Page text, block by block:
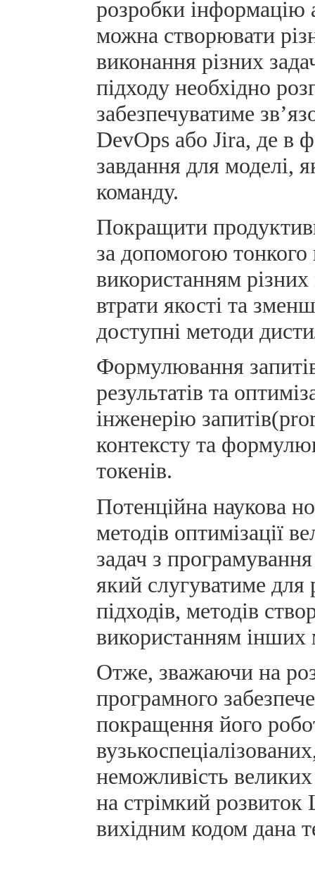
розробки інформацію
можна створювати
виконання різних
підходу необхідно
забезпечуватиме
DevOps або Jira, де в
завдання для моделі,
команду.
Покращити
за допомогою
використанням
втрати якості та
доступні методи
Формулювання
результатів та
інженерію
контексту та
токенів.
Потенційна наукова
методів оптимізації
задач з
який слугуватиме для
підходів, методів
використанням інших
Отже, зважаючи на
програмного
покращення його
неможливість
на стрімкий розвиток
вихідним кодом дана